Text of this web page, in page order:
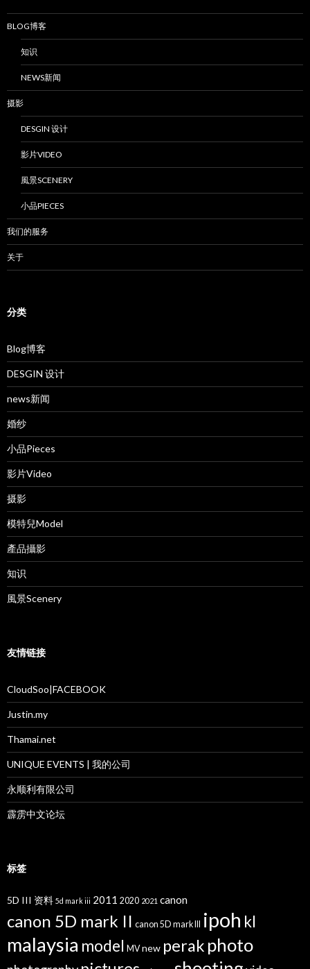
BLOG博客
知识
NEWS新闻
摄影
DESGIN 设计
影片VIDEO
風景SCENERY
小品PIECES
我们的服务
关于
分类
Blog博客
DESGIN 设计
news新闻
婚纱
小品Pieces
影片Video
摄影
模特兒Model
產品攝影
知识
風景Scenery
友情链接
CloudSoo|FACEBOOK
Justin.my
Thamai.net
UNIQUE EVENTS | 我的公司
永顺利有限公司
霹雳中文论坛
标签
5D III 资料 5d mark iii 2011 2020 2021 canon
canon 5D mark II canon 5D mark III ipoh kl
malaysia model MV new perak photo